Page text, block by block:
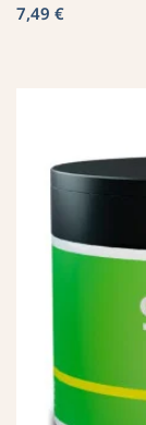
7,49 €